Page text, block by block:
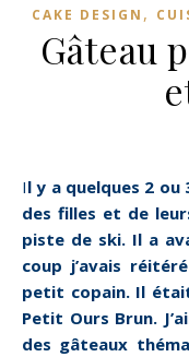
CAKE DESIGN ,
Gâteau
Il y a quelques 2 ou 3 ans j’avais réalisé pour le goûter
des filles et de
piste de ski. Il a
coup j’avais
petit copain. Il
Petit Ours Brun.
des gâteaux